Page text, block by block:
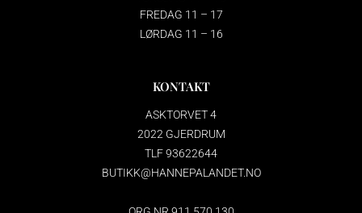
FREDAG 11 – 17
LØRDAG 11 – 16
KONTAKT
ASKTORVET 4
2022 GJERDRUM
TLF 93622644
BUTIKK@HANNEPALANDET.NO